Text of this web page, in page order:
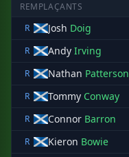
REMPLAÇANTS
R
Josh Doig
R
Andy Irving
R
Nathan Patterson
R
Tommy Conway
R
Connor Barron
R
Kieron Bowie